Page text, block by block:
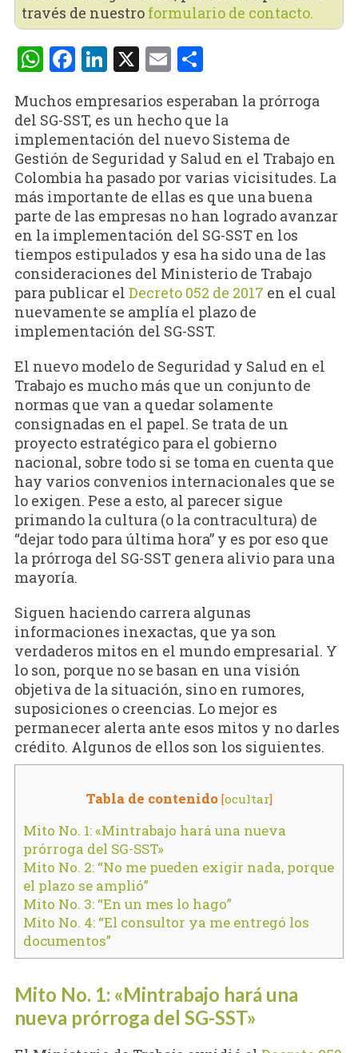
través de nuestro formulario de contacto.
WhatsApp
Facebook
LinkedIn
X EmailCompartir
Muchos empresarios esperaban la prórroga
del SG-SST, es un hecho que la
implementación del nuevo Sistema de
Gestión de Seguridad y Salud en el Trabajo en
Colombia ha pasado por varias vicisitudes. La
más importante de ellas es que una buena
parte de las empresas no han logrado avanzar
en la implementación del SG-SST en los
tiempos estipulados y esa ha sido una de las
consideraciones del Ministerio de Trabajo
para publicar el Decreto 052 de 2017 en el cual
nuevamente se amplía el plazo de
implementación del SG-SST.
El nuevo modelo de Seguridad y Salud en el
Trabajo es mucho más que un conjunto de
normas que van a quedar solamente
consignadas en el papel. Se trata de un
proyecto estratégico para el gobierno
nacional, sobre todo si se toma en cuenta que
hay varios convenios internacionales que se
lo exigen. Pese a esto, al parecer sigue
primando la cultura (o la contracultura) de
“dejar todo para última hora” y es por eso que
la prórroga del SG-SST genera alivio para una
mayoría.
Siguen haciendo carrera algunas
informaciones inexactas, que ya son
verdaderos mitos en el mundo empresarial. Y
lo son, porque no se basan en una visión
objetiva de la situación, sino en rumores,
suposiciones o creencias. Lo mejor es
permanecer alerta ante esos mitos y no darles
crédito. Algunos de ellos son los siguientes.
Tabla de contenido [ocultar]
Mito No. 1: «Mintrabajo hará una nueva
prórroga del SG-SST»
Mito No. 2: “No me pueden exigir nada, porque
el plazo se amplió”
Mito No. 3: “En un mes lo hago”
Mito No. 4: “El consultor ya me entregó los
documentos”
Mito No. 1: «Mintrabajo hará una
nueva prórroga del SG-SST»